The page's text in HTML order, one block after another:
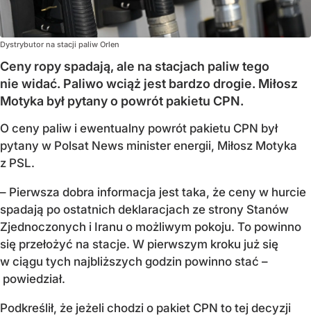
Dystrybutor na stacji paliw Orlen
Ceny ropy spadają, ale na stacjach paliw tego
nie widać. Paliwo wciąż jest bardzo drogie. Miłosz
Motyka był pytany o powrót pakietu CPN.
O ceny paliw i ewentualny powrót pakietu CPN był
pytany w Polsat News minister energii, Miłosz Motyka
z PSL.
– Pierwsza dobra informacja jest taka, że ceny w hurcie
spadają po ostatnich deklaracjach ze strony Stanów
Zjednoczonych i Iranu o możliwym pokoju. To powinno
się przełożyć na stacje. W pierwszym kroku już się
w ciągu tych najbliższych godzin powinno stać –
powiedział.
Podkreślił, że jeżeli chodzi o pakiet CPN to tej decyzji